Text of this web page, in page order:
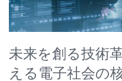
未来を創る技術
える電子社会の